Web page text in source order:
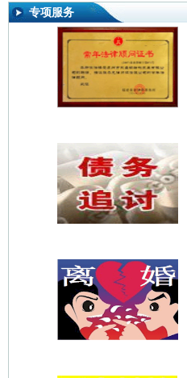
专项服务